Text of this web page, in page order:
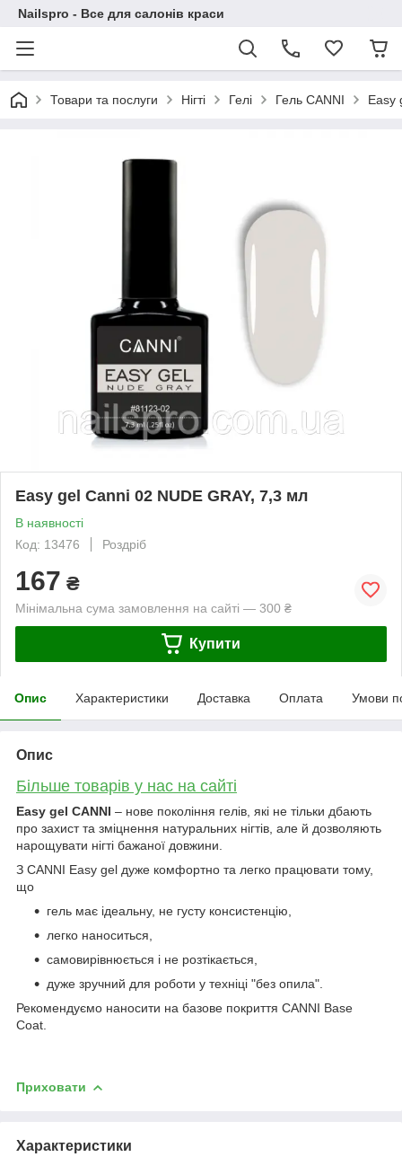
Nailspro - Все для салонів краси
Товари та послуги Нігті Гелі Гель CANNI Easy
Easy gel Canni 02 NUDE GRAY, 7,3 мл
В наявності
Код: 13476
Роздріб
167 ₴
Мінімальна сума замовлення на сайті — 300 ₴
Купити
Опис Характеристики Доставка Оплата Умови
Опис
Більше товарів у нас на сайті
Easy gel CANNI – нове покоління гелів, які не тільки дбають
про захист та зміцнення натуральних нігтів, але й дозволяють
нарощувати нігті бажаної довжини.
З CANNI Easy gel дуже комфортно та легко працювати тому,
що
гель має ідеальну, не густу консистенцію,
легко наноситься,
самовирівнюється і не розтікається,
дуже зручний для роботи у техніці "без опила".
Рекомендуємо наносити на базове покриття CANNI Base
Coat.
Приховати
Характеристики